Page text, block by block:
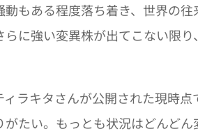
もある程度落ち着き、世界の
らに強い変異株が出てこない限
ィラキタさんが公開された現時
がたい。もっとも状況はどんど